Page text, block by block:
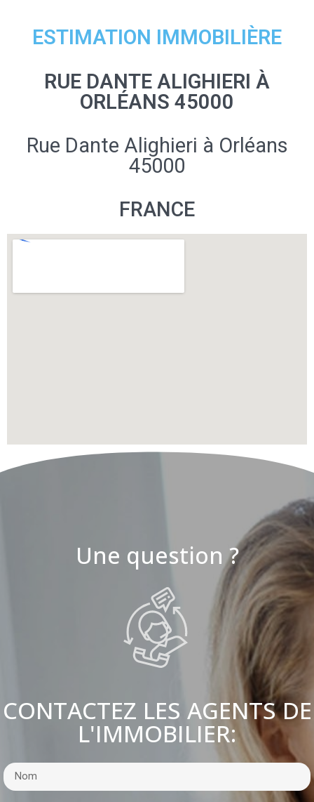
ESTIMATION IMMOBILIÈRE
RUE DANTE ALIGHIERI À
ORLÉANS 45000
Rue Dante Alighieri à Orléans
45000
FRANCE
Une question ?
CONTACTEZ LES AGENTS DE
L'IMMOBILIER: